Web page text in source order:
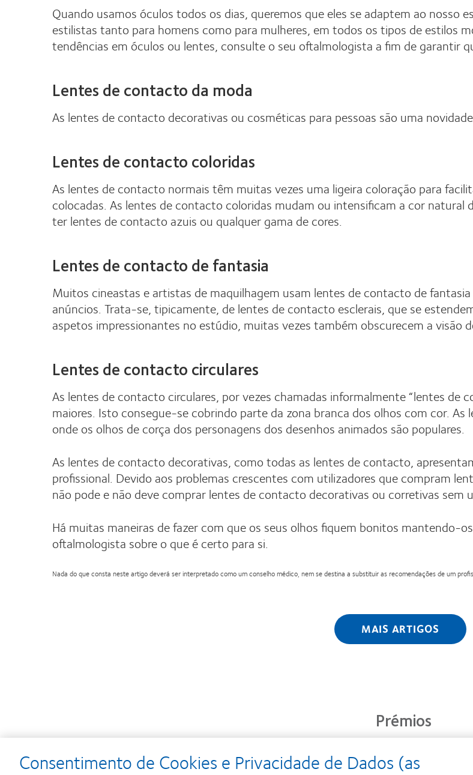
Quando usamos óculos todos os dias, queremos que eles se adaptem ao nosso
estilistas tanto para homens como para mulheres, em todos os tipos de estilos
tendências em óculos ou lentes, consulte o seu oftalmologista a fim de garantir
Lentes de contacto da moda
As lentes de contacto decorativas ou cosméticas para pessoas são uma
Lentes de contacto coloridas
As lentes de contacto normais têm muitas vezes uma ligeira coloração para
colocadas. As lentes de contacto coloridas mudam ou intensificam a cor
ter lentes de contacto azuis ou qualquer gama de cores.
Lentes de contacto de fantasia
Muitos cineastas e artistas de maquilhagem usam lentes de contacto de
anúncios. Trata-se, tipicamente, de lentes de contacto esclerais, que se
aspetos impressionantes no estúdio, muitas vezes também obscurecem a visão
Lentes de contacto circulares
As lentes de contacto circulares, por vezes chamadas informalmente “lentes de
maiores. Isto consegue-se cobrindo parte da zona branca dos olhos com cor.
onde os olhos de corça dos personagens dos desenhos animados são populares.
As lentes de contacto decorativas, como todas as lentes de contacto,
profissional. Devido aos problemas crescentes com utilizadores que compram
não pode e não deve comprar lentes de contacto decorativas ou corretivas sem
Há muitas maneiras de fazer com que os seus olhos fiquem bonitos mantendo-
oftalmologista sobre o que é certo para si.
Nada do que consta neste artigo deverá ser interpretado como um conselho médico, nem se destina a substituir as recomendações de um
MAIS ARTIGOS
Prémios
Learn Learn Learn Learn
Consentimento de Cookies e Privacidade de Dados (as